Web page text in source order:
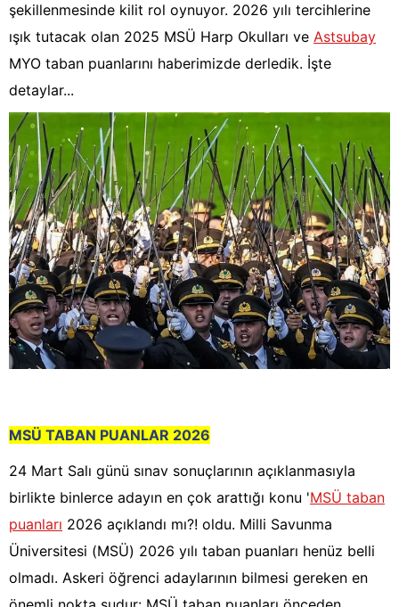
şekillenmesinde kilit rol oynuyor. 2026 yılı tercihlerine
ışık tutacak olan 2025 MSÜ Harp Okulları ve Astsubay
MYO taban puanlarını haberimizde derledik. İşte
detaylar...
MSÜ TABAN PUANLAR 2026
24 Mart Salı günü sınav sonuçlarının açıklanmasıyla
birlikte binlerce adayın en çok arattığı konu 'MSÜ taban
puanları 2026 açıklandı mı?! oldu. Milli Savunma
Üniversitesi (MSÜ) 2026 yılı taban puanları henüz belli
olmadı. Askeri öğrenci adaylarının bilmesi gereken en